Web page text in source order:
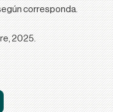
corresponda.
2025.